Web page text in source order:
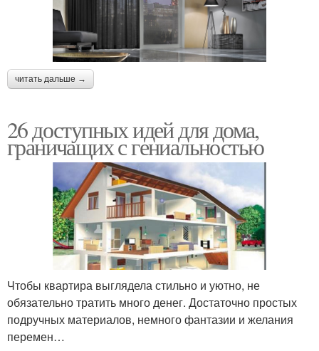
читать дальше →
26 доступных идей для дома,
граничащих с гениальностью
Чтобы квартира выглядела стильно и уютно, не
обязательно тратить много денег. Достаточно простых
подручных материалов, немного фантазии и желания
перемен…